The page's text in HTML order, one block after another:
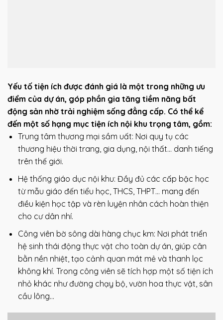
Yếu tố tiện ích được đánh giá là một trong những ưu
điểm của dự án, góp phần gia tăng tiềm năng bất
động sản nhờ trải nghiệm sống đẳng cấp. Có thể kể
đến một số hạng mục tiện ích nội khu trọng tâm, gồm:
Trung tâm thương mại sầm uất: Nơi quy tụ các
thương hiệu thời trang, gia dụng, nội thất… danh tiếng
trên thế giới.
Hệ thống giáo dục nội khu: Đầy đủ các cấp bậc học
từ mẫu giáo đến tiểu học, THCS, THPT… mang đến
điều kiện học tập và rèn luyện nhân cách hoàn thiện
cho cư dân nhí.
Công viên bờ sông dài hàng chục km: Nơi phát triển
hệ sinh thái động thực vật cho toàn dự án, giúp cân
bằn nền nhiệt, tạo cảnh quan mát mẻ và thanh lọc
không khí. Trong công viên sẽ tích hợp một số tiện ích
nhỏ khác như đường chạy bộ, vườn hoa thực vật, sân
cầu lông…